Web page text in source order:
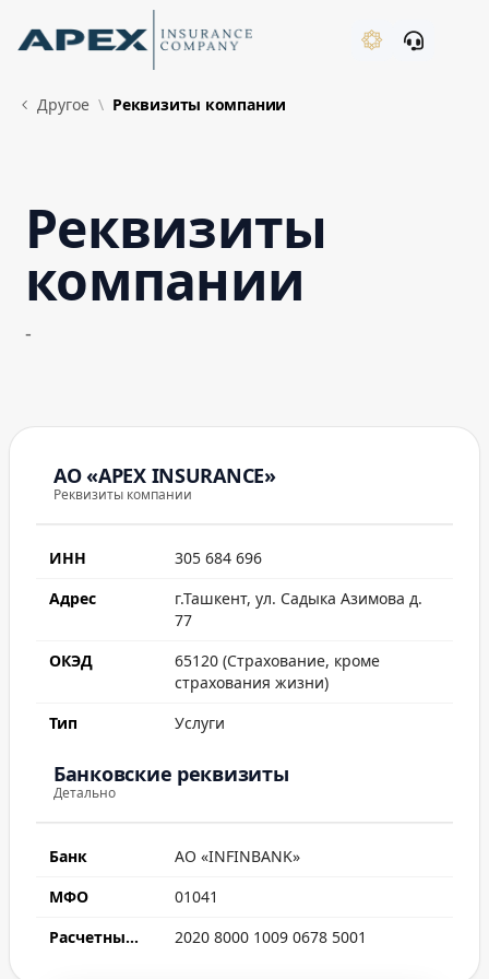
Skip to Main Content
Другое Реквизиты компании
Реквизиты
компании
-
АО «APEX INSURANCE»
Реквизиты компании
ИНН
305 684 696
Адрес
г.Ташкент, ул. Садыка Азимова д.
77
ОКЭД
65120 (Страхование, кроме
страхования жизни)
Тип
Услуги
Банковские реквизиты
Детально
Банк
АО «INFINBANK»
МФО
01041
Расчетный счет
2020 8000 1009 0678 5001
New
What's New